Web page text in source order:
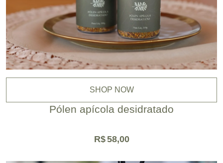
SHOP NOW
Pólen apícola desidratado
R$58,00